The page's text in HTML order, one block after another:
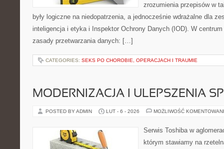
zrozumienia przepisów w
były logiczne na niedopatrzenia, a jednocześnie wdrażalne dla
inteligencja i etyka i Inspektor Ochrony Danych (IOD). W
zasady przetwarzania danych: […]
CATEGORIES: SEKS PO CHOROBIE, OPERACJACH I TRAUMIE
MODERNIZACJA I ULEPSZENIA
POSTED BY ADMIN LUT - 6 - 2026 MOŻLIWOŚĆ
Serwis Toshiba w
którym stawiamy na